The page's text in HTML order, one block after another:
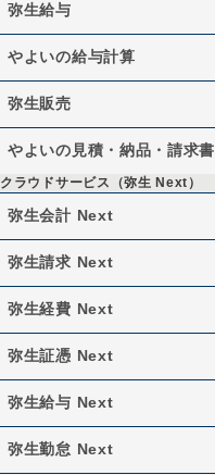
弥生給与
やよいの給与計算
弥生販売
やよいの見積・納品・請求書
クラウドサービス（弥生 Next）
弥生会計 Next
弥生請求 Next
弥生経費 Next
弥生証憑 Next
弥生給与 Next
弥生勤怠 Next